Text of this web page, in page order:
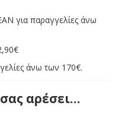
για παραγγελίες άνω
άνω των 170€.
αρέσει…